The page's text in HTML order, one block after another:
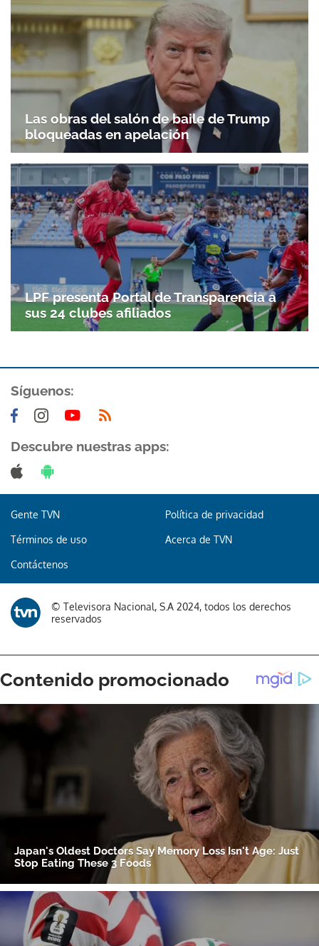
Gracias por suscribirte a nuestro boletín.
ACEPTAR
Las obras del salón de baile de Trump
bloqueadas en apelación
LPF presenta Portal de Transparencia a
sus 24 clubes afiliados
Síguenos:
Descubre nuestras apps:
Gente TVN Política de privacidad
Términos de uso Acerca de TVN
Contáctenos
© Televisora Nacional, S.A 2024, todos los derechos
reservados